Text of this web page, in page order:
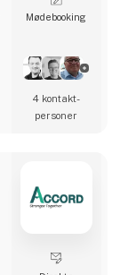
Møde­booking
4 kontakt­
personer